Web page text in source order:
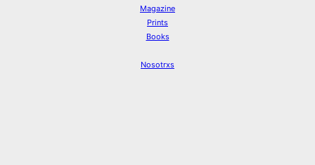
Magazine
Prints
Books
Nosotrxs